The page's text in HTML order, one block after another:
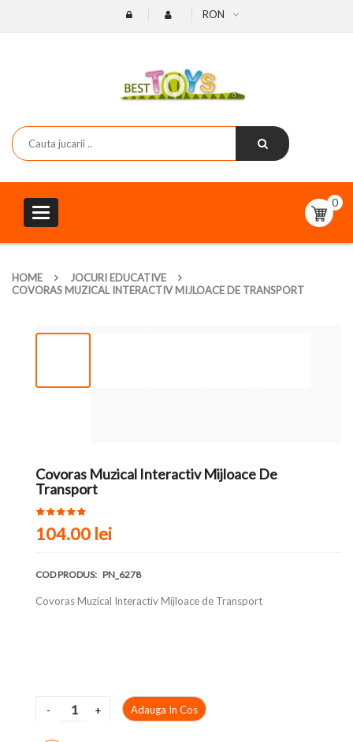
RON
Toggle
navigation
0
HOME
JOCURI EDUCATIVE
COVORAS MUZICAL INTERACTIV MIJLOACE DE TRANSPORT
Covoras Muzical Interactiv Mijloace De
Transport
104.00 lei
COD PRODUS: PN_6278
Covoras Muzical Interactiv Mijloace de Transport
Adauga In Cos